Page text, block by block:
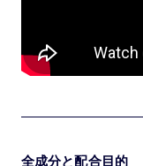
全成分と配合目的